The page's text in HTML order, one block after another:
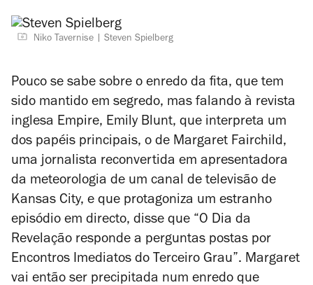
Niko Tavernise Steven Spielberg
Pouco se sabe sobre o enredo da fita, que tem
sido mantido em segredo, mas falando à revista
inglesa Empire, Emily Blunt, que interpreta um
dos papéis principais, o de Margaret Fairchild,
uma jornalista reconvertida em apresentadora
da meteorologia de um canal de televisão de
Kansas City, e que protagoniza um estranho
episódio em directo, disse que “ O Dia da
Revelação responde a perguntas postas por
Encontros Imediatos do Terceiro Grau”. Margaret
vai então ser precipitada num enredo que